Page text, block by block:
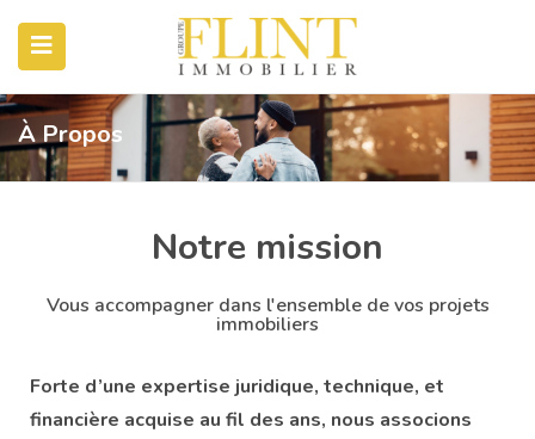
À Propos
Notre mission
Vous accompagner dans l'ensemble de vos projets
immobiliers
Forte d’une expertise juridique, technique, et
financière acquise au fil des ans, nous associons